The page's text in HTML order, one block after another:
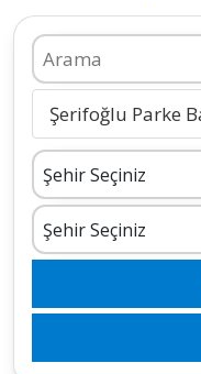
Şerifoğlu Parke